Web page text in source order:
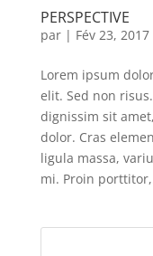
PERSPECTIVE
par | Fév 23, 2017
Lorem ipsum
elit. Sed non
dignissim sit
dolor. Cras
ligula massa,
mi. Proin